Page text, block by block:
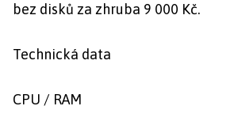
bez disků za zhruba 9 000 Kč.
Technická data
CPU / RAM